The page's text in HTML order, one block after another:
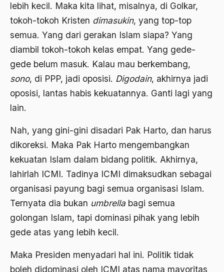
lebih kecil. Maka kita lihat, misalnya, di Golkar,
tokoh-tokoh Kristen dimasukin, yang top-top
semua. Yang dari gerakan Islam siapa? Yang
diambil tokoh-tokoh kelas empat. Yang gede-
gede belum masuk. Kalau mau berkembang,
sono, di PPP, jadi oposisi. Digodain, akhirnya jadi
oposisi, lantas habis kekuatannya. Ganti lagi yang
lain.
Nah, yang gini-gini disadari Pak Harto, dan harus
dikoreksi. Maka Pak Harto mengembangkan
kekuatan Islam dalam bidang politik. Akhirnya,
lahirlah ICMI. Tadinya ICMI dimaksudkan sebagai
organisasi payung bagi semua organisasi Islam.
Ternyata dia bukan umbrella bagi semua
golongan Islam, tapi dominasi pihak yang lebih
gede atas yang lebih kecil.
Maka Presiden menyadari hal ini. Politik tidak
boleh didominasi oleh ICMI atas nama mayoritas
1991
1989
1988
1987
1986
1984
1983
1982
1980
1979
1978
Adat dan Syari'at
Adat Ngada
Adat Pra-Islam
Adat Siri
Adil dan Makmur
Adipati Unus
Administrasi Negara
Adnan Buyung Nasution
Adu Pinalti
Advisors
Aera-Europa
Afganistan